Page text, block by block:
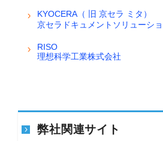
KYOCERA（ 旧 京セラ ミタ）
京セラドキュメントソリューシ
RISO
理想科学工業株式会社
弊社関連サイト